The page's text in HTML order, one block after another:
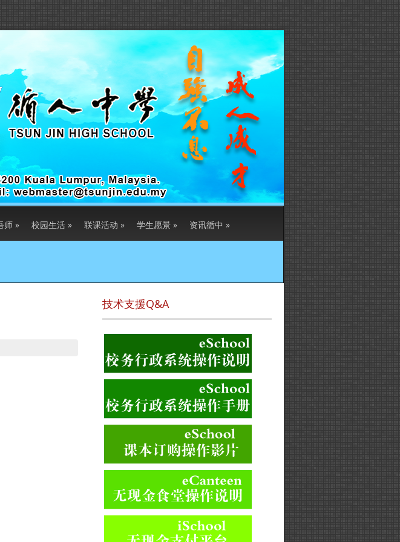
师 » 校园生活 » 联课活动 » 学生愿景 » 资讯循中 »
技术支援Q&A